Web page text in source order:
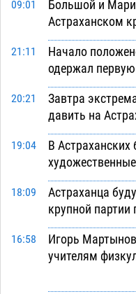
09:01
Большой и
Астраханском
21:11
Начало
одержал
20:21
Завтра
давить на
19:04
В
18:09
Астраханца
крупной партии
16:58
Игорь
учителям